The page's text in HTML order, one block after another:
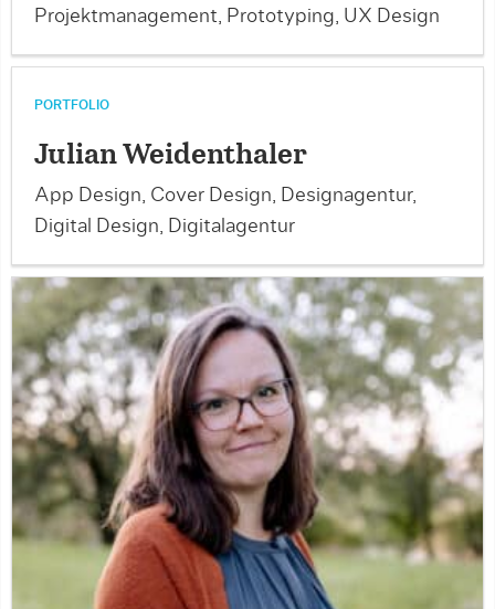
Projektmanagement, Prototyping, UX Design
PORTFOLIO
Julian Weidenthaler
App Design, Cover Design, Designagentur,
Digital Design, Digitalagentur